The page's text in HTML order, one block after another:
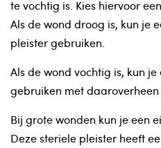
te vochtig is. Kies hiervoor
Als de wond droog is, kun je
pleister gebruiken.
Als de wond vochtig is, kun
gebruiken met
Bij grote wonden kun je een
Deze steriele pleister heeft